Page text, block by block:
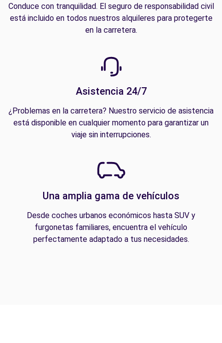
Conduce con tranquilidad. El seguro de responsabilidad civil
está incluido en todos nuestros alquileres para protegerte
en la carretera.
Asistencia 24/7
¿Problemas en la carretera? Nuestro servicio de asistencia
está disponible en cualquier momento para garantizar un
viaje sin interrupciones.
Una amplia gama de vehículos
Desde coches urbanos económicos hasta SUV y
furgonetas familiares, encuentra el vehículo
perfectamente adaptado a tus necesidades.